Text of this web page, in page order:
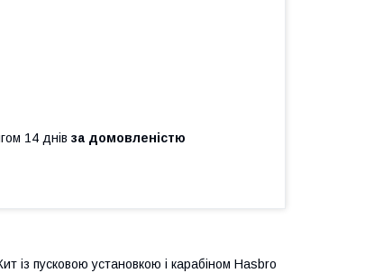
14 днів за домовленістю
із пусковою установкою і карабіном Hasbro